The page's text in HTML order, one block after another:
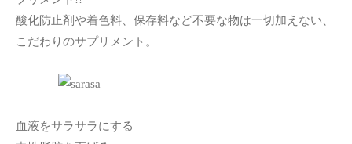
酸化防止剤や着色料、保存料など不要な物は一切加えない、
こだわりのサプリメント。
血液をサラサラにする